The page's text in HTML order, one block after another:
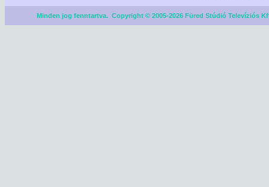
Minden jog fenntartva. Copyright © 2005-2026 Füred Stúdió Televíziós